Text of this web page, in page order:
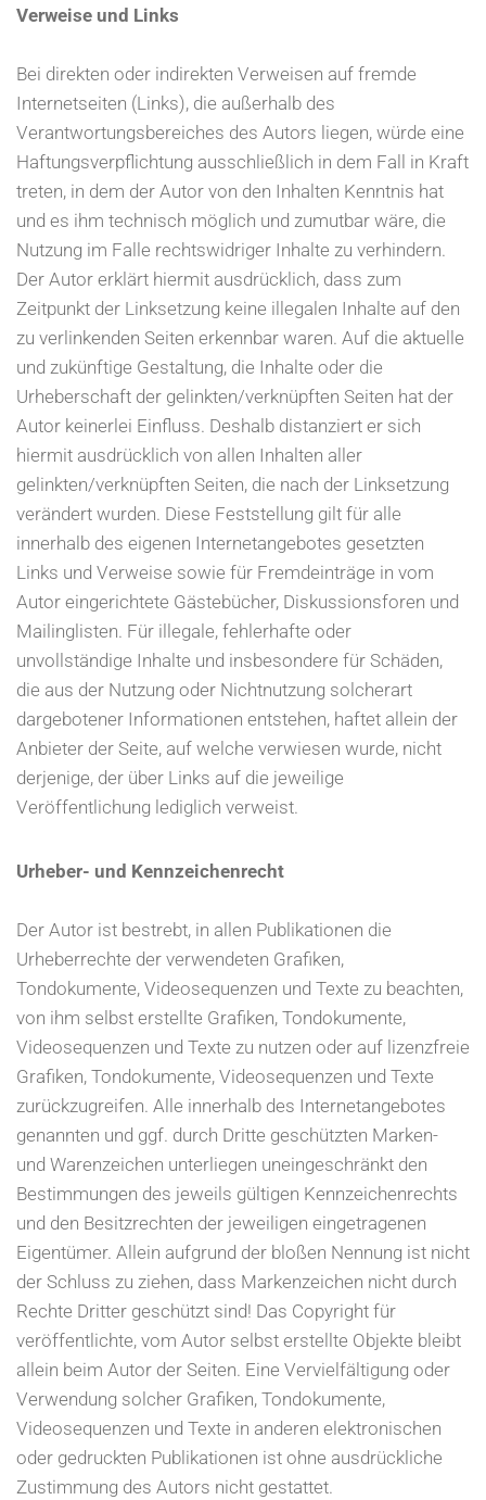
Verweise und Links
Bei direkten oder indirekten Verweisen auf fremde
Internetseiten (Links), die außerhalb des
Verantwortungsbereiches des Autors liegen, würde eine
Haftungsverpflichtung ausschließlich in dem Fall in Kraft
treten, in dem der Autor von den Inhalten Kenntnis hat
und es ihm technisch möglich und zumutbar wäre, die
Nutzung im Falle rechtswidriger Inhalte zu verhindern.
Der Autor erklärt hiermit ausdrücklich, dass zum
Zeitpunkt der Linksetzung keine illegalen Inhalte auf den
zu verlinkenden Seiten erkennbar waren. Auf die aktuelle
und zukünftige Gestaltung, die Inhalte oder die
Urheberschaft der gelinkten/verknüpften Seiten hat der
Autor keinerlei Einfluss. Deshalb distanziert er sich
hiermit ausdrücklich von allen Inhalten aller
gelinkten/verknüpften Seiten, die nach der Linksetzung
verändert wurden. Diese Feststellung gilt für alle
innerhalb des eigenen Internetangebotes gesetzten
Links und Verweise sowie für Fremdeinträge in vom
Autor eingerichtete Gästebücher, Diskussionsforen und
Mailinglisten. Für illegale, fehlerhafte oder
unvollständige Inhalte und insbesondere für Schäden,
die aus der Nutzung oder Nichtnutzung solcherart
dargebotener Informationen entstehen, haftet allein der
Anbieter der Seite, auf welche verwiesen wurde, nicht
derjenige, der über Links auf die jeweilige
Veröffentlichung lediglich verweist.
Urheber- und Kennzeichenrecht
Der Autor ist bestrebt, in allen Publikationen die
Urheberrechte der verwendeten Grafiken,
Tondokumente, Videosequenzen und Texte zu beachten,
von ihm selbst erstellte Grafiken, Tondokumente,
Videosequenzen und Texte zu nutzen oder auf lizenzfreie
Grafiken, Tondokumente, Videosequenzen und Texte
zurückzugreifen. Alle innerhalb des Internetangebotes
genannten und ggf. durch Dritte geschützten Marken-
und Warenzeichen unterliegen uneingeschränkt den
Bestimmungen des jeweils gültigen Kennzeichenrechts
und den Besitzrechten der jeweiligen eingetragenen
Eigentümer. Allein aufgrund der bloßen Nennung ist nicht
der Schluss zu ziehen, dass Markenzeichen nicht durch
Rechte Dritter geschützt sind! Das Copyright für
veröffentlichte, vom Autor selbst erstellte Objekte bleibt
allein beim Autor der Seiten. Eine Vervielfältigung oder
Verwendung solcher Grafiken, Tondokumente,
Videosequenzen und Texte in anderen elektronischen
oder gedruckten Publikationen ist ohne ausdrückliche
Zustimmung des Autors nicht gestattet.